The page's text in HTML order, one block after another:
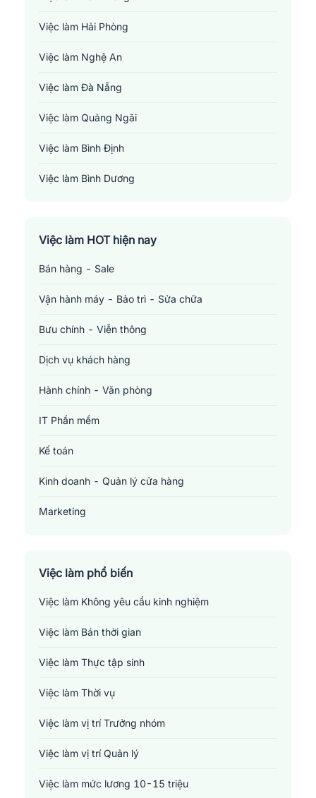
Việc làm Hải Phòng
Việc làm Nghệ An
Việc làm Đà Nẵng
Việc làm Quảng Ngãi
Việc làm Bình Định
Việc làm Bình Dương
Việc làm TP. Hồ Chí Minh
Việc làm Cần Thơ
Việc làm HOT hiện nay
Bán hàng - Sale
Vận hành máy - Bảo trì - Sửa chữa
Bưu chính - Viễn thông
Dịch vụ khách hàng
Hành chính - Văn phòng
IT Phần mềm
Kế toán
Kinh doanh - Quản lý cửa hàng
Marketing
Tài chính - Đầu tư - Chứng khoán
Xây dựng
Y tế - Chăm sóc sức khỏe
Việc làm phổ biến
Việc làm Không yêu cầu kinh nghiệm
Việc làm Bán thời gian
Việc làm Thực tập sinh
Việc làm Thời vụ
Việc làm vị trí Trưởng nhóm
Việc làm vị trí Quản lý
Việc làm mức lương 10-15 triệu